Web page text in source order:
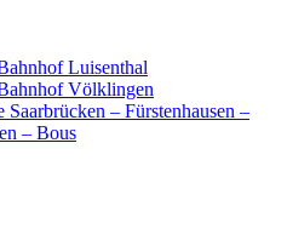
Luisenthal
Völklingen
Saarbrücken – Fürstenhausen –
– Bous